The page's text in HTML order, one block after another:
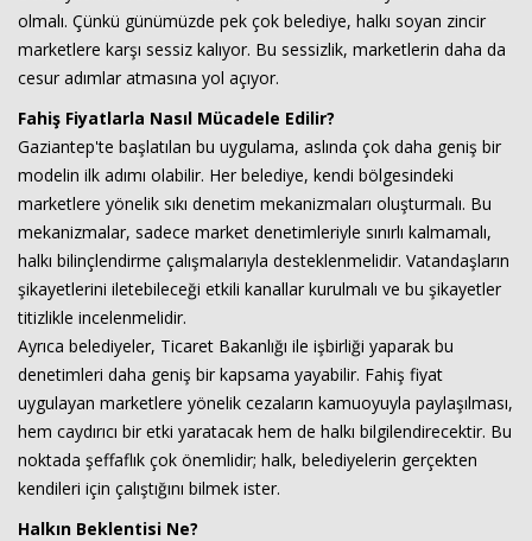
olmalı. Çünkü günümüzde pek çok belediye, halkı soyan zincir
marketlere karşı sessiz kalıyor. Bu sessizlik, marketlerin daha da
cesur adımlar atmasına yol açıyor.
Fahiş Fiyatlarla Nasıl Mücadele Edilir?
Gaziantep'te başlatılan bu uygulama, aslında çok daha geniş bir
modelin ilk adımı olabilir. Her belediye, kendi bölgesindeki
marketlere yönelik sıkı denetim mekanizmaları oluşturmalı. Bu
mekanizmalar, sadece market denetimleriyle sınırlı kalmamalı,
halkı bilinçlendirme çalışmalarıyla desteklenmelidir. Vatandaşların
şikayetlerini iletebileceği etkili kanallar kurulmalı ve bu şikayetler
titizlikle incelenmelidir.
Ayrıca belediyeler, Ticaret Bakanlığı ile işbirliği yaparak bu
denetimleri daha geniş bir kapsama yayabilir. Fahiş fiyat
uygulayan marketlere yönelik cezaların kamuoyuyla paylaşılması,
hem caydırıcı bir etki yaratacak hem de halkı bilgilendirecektir. Bu
noktada şeffaflık çok önemlidir; halk, belediyelerin gerçekten
kendileri için çalıştığını bilmek ister.
Halkın Beklentisi Ne?